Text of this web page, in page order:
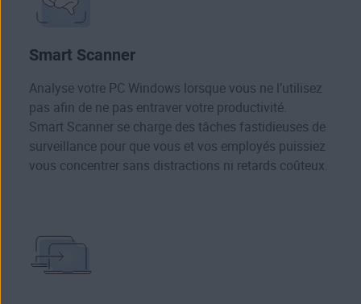
Smart Scanner
Analyse votre PC Windows lorsque vous ne l’utilisez
pas afin de ne pas entraver votre productivité.
Smart Scanner se charge des tâches fastidieuses de
surveillance pour que vous et vos employés puissiez
vous concentrer sans distractions ni retards coûteux.